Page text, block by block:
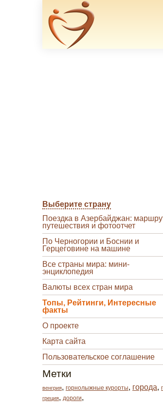
Выберите страну
Поездка в Азербайджан:
путешествия и фотоотчет
По Черногории и Боснии и
Герцеговине на машине
Все страны мира: мини-
энциклопедия
Валюты всех стран мира
Топы, Рейтинги, Интересные
факты
О проекте
Карта сайта
Пользовательское соглашение
Метки
венгрия, горнолыжные курорты, города,
греция, дороги,